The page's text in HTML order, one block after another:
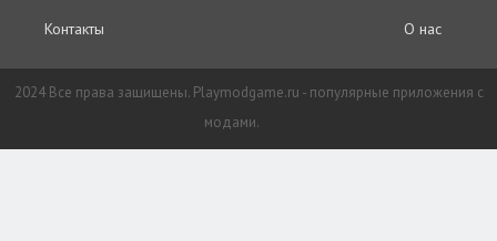
Контакты О нас
2024 Все права защищены. Playmodgame.ru - популярные приложения с
модами.